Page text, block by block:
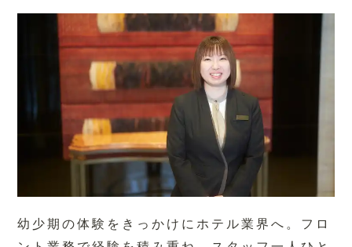
幼少期の体験をきっかけにホテル業界へ。 フロ